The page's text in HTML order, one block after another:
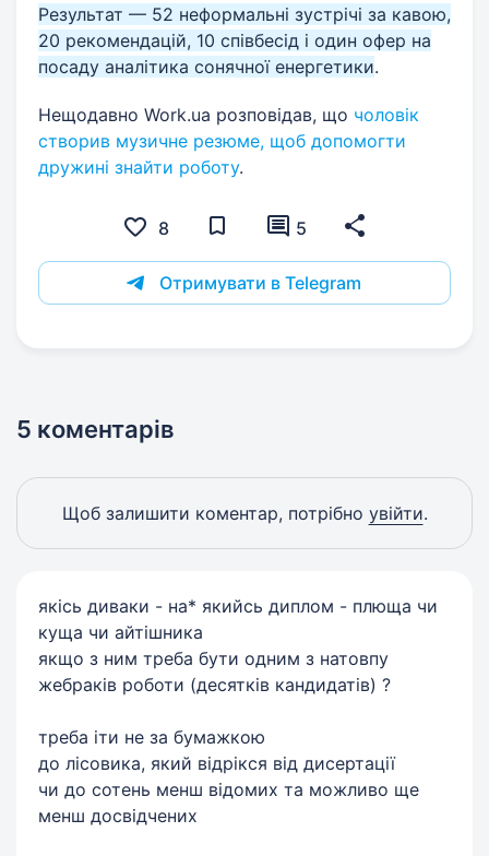
Результат — 52 неформальні зустрічі за кавою,
20 рекомендацій, 10 співбесід і один офер на
посаду аналітика сонячної енергетики.
Нещодавно Work.ua розповідав, що чоловік
створив музичне резюме, щоб допомогти
дружині знайти роботу.
8 5
Отримувати в Telegram
5 коментарів
Щоб залишити коментар, потрібно увійти.
якісь диваки - на* якийсь диплом - плюща чи
куща чи айтішника
якщо з ним треба бути одним з натовпу
жебраків роботи (десятків кандидатів) ?
треба іти не за бумажкою
до лісовика, який відрікся від дисертації
чи до сотень менш відомих та можливо ще
менш досвідчених